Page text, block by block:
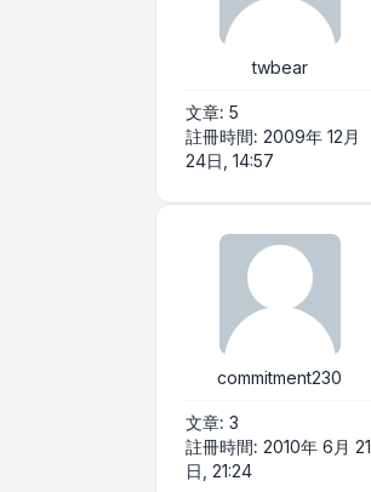
twbear
文章: 5
註冊時間: 2009年 12月
24日, 14:57
commitment230
文章: 3
註冊時間: 2010年 6月 21
日, 21:24